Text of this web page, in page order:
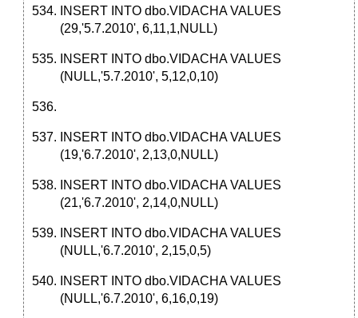
INSERT INTO dbo.VIDACHA VALUES
(29,'5.7.2010', 6,11,1,NULL)
INSERT INTO dbo.VIDACHA VALUES
(NULL,'5.7.2010', 5,12,0,10)
INSERT INTO dbo.VIDACHA VALUES
(19,'6.7.2010', 2,13,0,NULL)
INSERT INTO dbo.VIDACHA VALUES
(21,'6.7.2010', 2,14,0,NULL)
INSERT INTO dbo.VIDACHA VALUES
(NULL,'6.7.2010', 2,15,0,5)
INSERT INTO dbo.VIDACHA VALUES
(NULL,'6.7.2010', 6,16,0,19)